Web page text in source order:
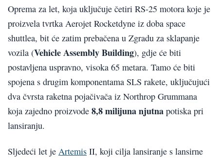
Oprema za let, koja uključuje četiri RS-25 motora koje je
proizvela tvrtka Aerojet Rocketdyne iz doba space
shuttlea, bit će zatim prebačena u Zgradu za sklapanje
vozila (Vehicle Assembly Building), gdje će biti
postavljena uspravno, visoka 65 metara. Tamo će biti
spojena s drugim komponentama SLS rakete, uključujući
dva čvrsta raketna pojačivača iz Northrop Grummana
koja zajedno proizvode 8,8 milijuna njutna potiska pri
lansiranju.
Sljedeći let je Artemis II, koji cilja lansiranje s lansirne